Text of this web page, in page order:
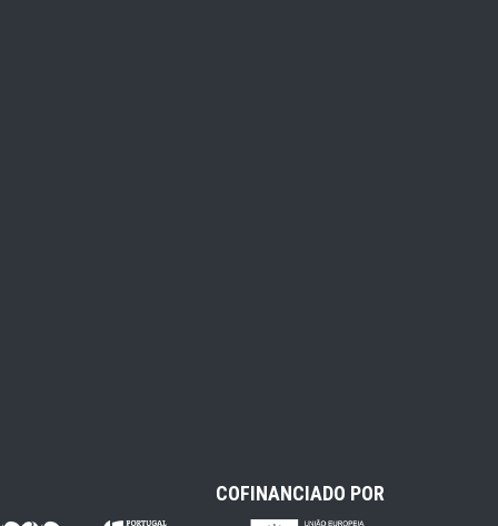
COFINANCIADO POR